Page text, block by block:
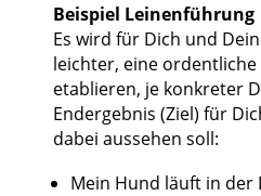
Beispiel Leinenführung
Es wird für Dich und
leichter, eine ordentliche
etablieren, je konkreter
Endergebnis (Ziel) für
dabei aussehen soll:
Mein Hund läuft in der